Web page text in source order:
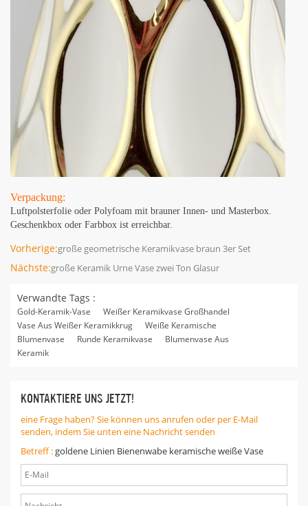
Verpackung:
Luftpolsterfolie oder Polyfoam mit brauner Innen- und Masterbox.
Geschenkbox oder Farbbox ist erreichbar.
Vorherige:große geometrische Keramikvase braun 3er Set
Nächste:große Keramik Urne Vase zwei Ton Glasur
Verwandte Tags :
Gold-Keramik-Vase
Weißer Keramikvase Großhandel
Vase Aus Weißer Keramikkrug
Weiße Keramische
Blumenvase
Runde Keramikvase
Blumenvase Aus
Keramik
KONTAKTIERE UNS JETZT!
eine Frage haben? Sie können uns anrufen oder per E-Mail
senden, indem Sie unten eine Nachricht senden
Betreff :goldene Linien Bienenwabe keramische weiße Vase